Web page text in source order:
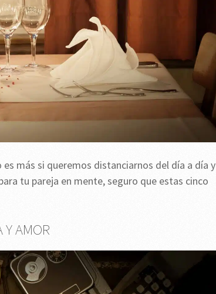
más si queremos distanciarnos del día a día y
tu pareja en mente, seguro que estas cinco
Y AMOR